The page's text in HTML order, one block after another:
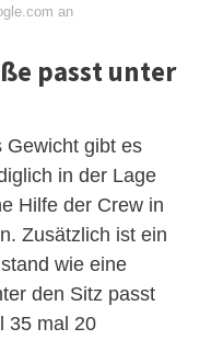
an
passt unter
Gewicht gibt es
in der Lage
Hilfe der Crew in
Zusätzlich ist ein
wie eine
den Sitz passt
35 mal 20